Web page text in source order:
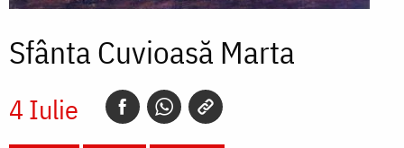
Sfânta Cuvioasă Marta
4 Iulie